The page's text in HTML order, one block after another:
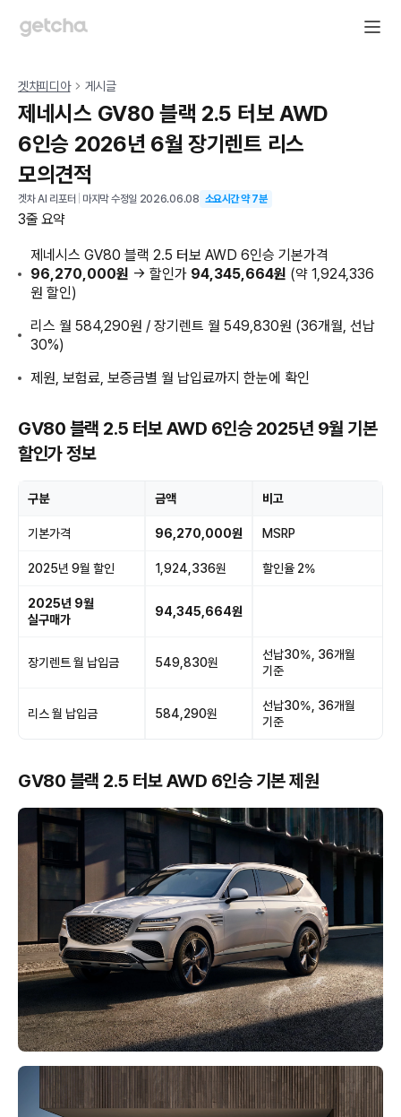
겟차피디아 게시글
제네시스 GV80 블랙 2.5 터보 AWD
6인승 2026년 6월 장기렌트 리스
모의견적
겟차 AI 리포터 마지막 수정일 2026.06.08 소요시간 약7분
3줄 요약
제네시스 GV80 블랙 2.5 터보 AWD 6인승 기본가격
96,270,000원 → 할인가 94,345,664원 (약 1,924,336
원 할인)
리스 월 584,290원 / 장기렌트 월 549,830원 (36개월, 선납
30%)
제원, 보험료, 보증금별 월 납입료까지 한눈에 확인
GV80 블랙 2.5 터보 AWD 6인승 2025년 9월 기본
할인가 정보
구분 금액 비고
기본가격 96,270,000원 MSRP
2025년 9월 할인 1,924,336원 할인율 2%
2025년 9월
실구매가
94,345,664원
장기렌트 월 납입금 549,830원
선납30%, 36개월
기준
리스 월 납입금 584,290원
선납30%, 36개월
기준
GV80 블랙 2.5 터보 AWD 6인승 기본 제원